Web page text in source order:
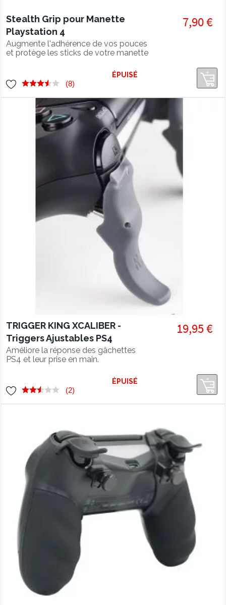
Stealth Grip pour Manette
Playstation 4
Augmente l'adhérence de vos pouces
et protège les sticks de votre manette
7,90 €
(8)
ÉPUISÉ
TRIGGER KING XCALIBER -
Triggers Ajustables PS4
Améliore la réponse des gâchettes
PS4 et leur prise en main.
19,95 €
(2)
ÉPUISÉ